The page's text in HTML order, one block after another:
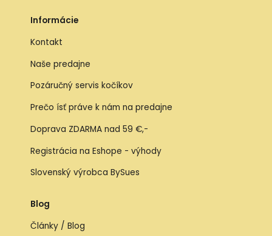
Informácie
Kontakt
Naše predajne
Pozáručný servis kočíkov
Prečo ísť práve k nám na predajne
Doprava ZDARMA nad 59 €,-
Registrácia na Eshope - výhody
Slovenský výrobca BySues
Blog
Články / Blog